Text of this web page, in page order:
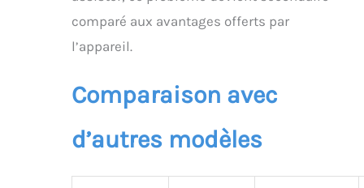
comparé aux avantages offerts par
l’appareil.
Comparaison avec
d’autres modèles